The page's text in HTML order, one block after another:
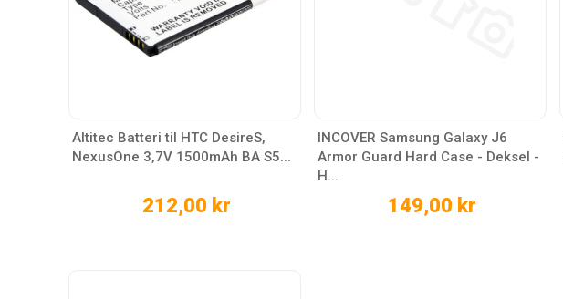
Altitec Batteri til HTC DesireS,
NexusOne 3,7V 1500mAh BA S5...
212,00 kr
INCOVER Samsung Galaxy J6
Armor Guard Hard Case - Deksel -
H...
149,00 kr